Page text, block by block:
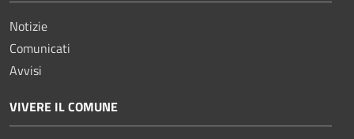
Notizie
Comunicati
Avvisi
VIVERE IL COMUNE